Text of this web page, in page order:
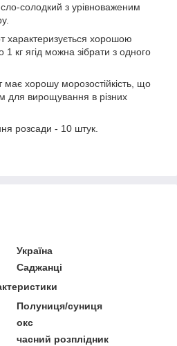
солодкий з урівноваженим
характеризується хорошою
кг ягід можна зібрати з одного
має хорошу морозостійкість, що
для вирощування в різних
розсади - 10 штук.
Україна
Саджанці
Полуниця/суниця
окс
часний розплідник